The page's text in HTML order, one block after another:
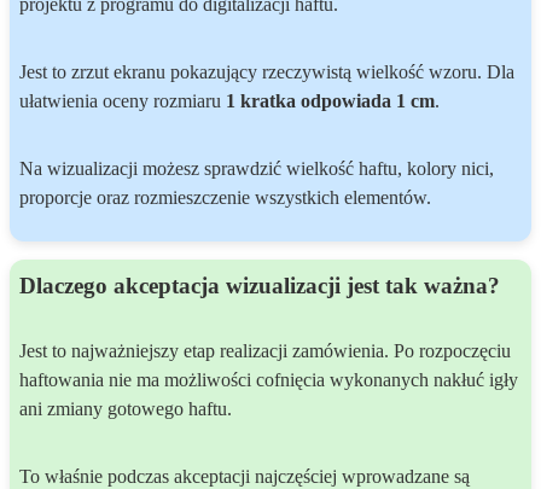
Jest to zrzut ekranu pokazujący rzeczywistą wielkość wzoru. Dla
ułatwienia oceny rozmiaru 1 kratka odpowiada 1 cm.
Na wizualizacji możesz sprawdzić wielkość haftu, kolory nici,
proporcje oraz rozmieszczenie wszystkich elementów.
Dlaczego akceptacja wizualizacji jest tak ważna?
Jest to najważniejszy etap realizacji zamówienia. Po rozpoczęciu
haftowania nie ma możliwości cofnięcia wykonanych nakłuć igły
ani zmiany gotowego haftu.
To właśnie podczas akceptacji najczęściej wprowadzane są